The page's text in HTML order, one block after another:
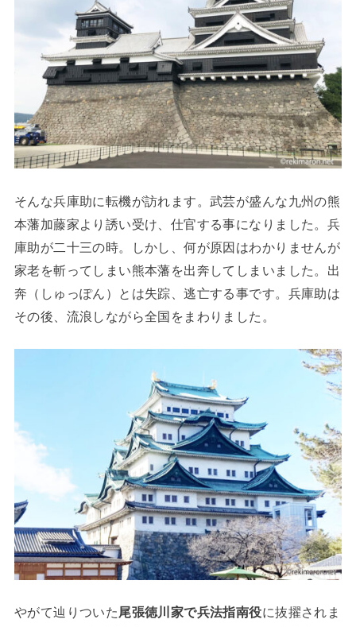
そんな兵庫助に転機が訪れます。武芸が盛んな九州の熊
本藩加藤家より誘い受け、仕官する事になりました。兵
庫助が二十三の時。しかし、何が原因はわかりませんが
家老を斬ってしまい熊本藩を出奔してしまいました。出
奔（しゅっぽん）とは失踪、逃亡する事です。兵庫助は
その後、流浪しながら全国をまわりました。
やがて辿りついた 尾張徳川家で兵法指南役に抜擢されま